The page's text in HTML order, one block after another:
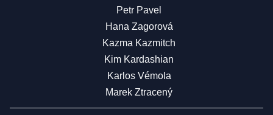
Petr Pavel
Hana Zagorová
Kazma Kazmitch
Kim Kardashian
Karlos Vémola
Marek Ztracený